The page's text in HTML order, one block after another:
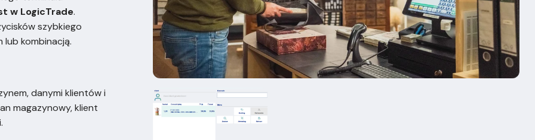
w LogicTrade.
szybkiego
kombinacją.
danymi klientów i
magazynowy, klient